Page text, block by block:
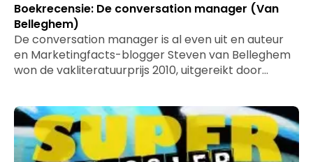
Boekrecensie: De conversation manager (Van
Belleghem)
De conversation manager is al even uit en auteur
en Marketingfacts-blogger Steven van Belleghem
won de vakliteratuurprijs 2010, uitgereikt door…